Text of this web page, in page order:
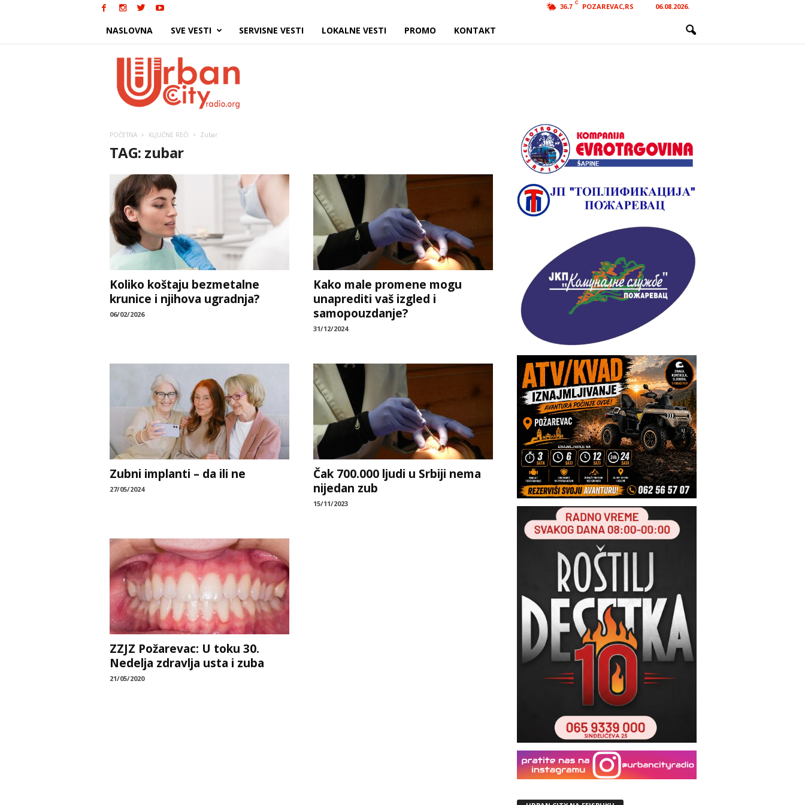
36.7
C POZAREVAC,RS 06.08.2026.
NASLOVNA SVE VESTI SERVISNE VESTI LOKALNE VESTI PROMO KONTAKT
POČETNA KLJUČNE REČI Zubar
TAG: zubar
Koliko koštaju bezmetalne
krunice i njihova ugradnja?
06/02/2026
Kako male promene mogu
unaprediti vaš izgled i
samopouzdanje?
31/12/2024
Zubni implanti – da ili ne
27/05/2024
Čak 700.000 ljudi u Srbiji nema
nijedan zub
15/11/2023
ZZJZ Požarevac: U toku 30.
Nedelja zdravlja usta i zuba
21/05/2020